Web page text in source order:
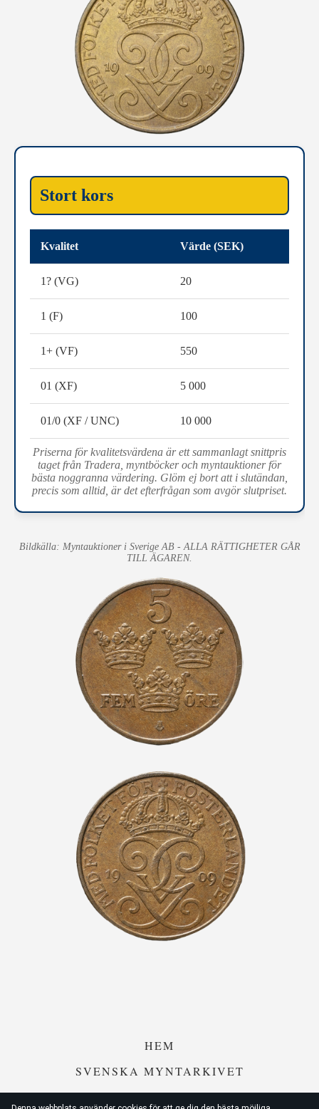
Stort kors
Kvalitet Värde (SEK)
1? (VG) 20
1 (F) 100
1+ (VF) 550
01 (XF) 5 000
01/0 (XF / UNC) 10 000
Priserna för kvalitetsvärdena är ett sammanlagt snittpris
taget från Tradera, myntböcker och myntauktioner för
bästa noggranna värdering. Glöm ej bort att i slutändan,
precis som alltid, är det efterfrågan som avgör slutpriset.
Bildkälla: Myntauktioner i Sverige AB - ALLA RÄTTIGHETER GÅR
TILL ÄGAREN.
HEM
SVENSKA MYNTARKIVET
SWEMYNTHANDELN